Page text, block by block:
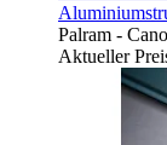
Palram -
Aktueller